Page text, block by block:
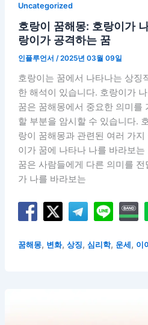
Uncategorized
호랑이 꿈해몽: 호랑이가
랑이가 공격하는 꿈
인플루언서 /2025년 03월 09일
호랑이는 꿈에서 나타나는 상징
한 해석이 있습니다. 호랑이가
꿈은 꿈해몽에서 중요한 의미를
할 부분을 암시할 수 있습니다.
랑이 꿈해몽과 관련된 여러 가
이가 꿈에 나타나 나를 바라보
꿈은 사람들에게 다른 의미를
가 나를 바라보는
꿈해몽, 변화, 상징, 심리학, 운세 , 이